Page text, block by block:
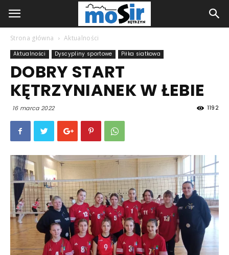
Strona główna Aktualności
Aktualności Dyscypliny sportowe Piłka siatkowa
DOBRY START
KĘTRZYNIANEK W ŁEBIE
16 marca 2022 1192